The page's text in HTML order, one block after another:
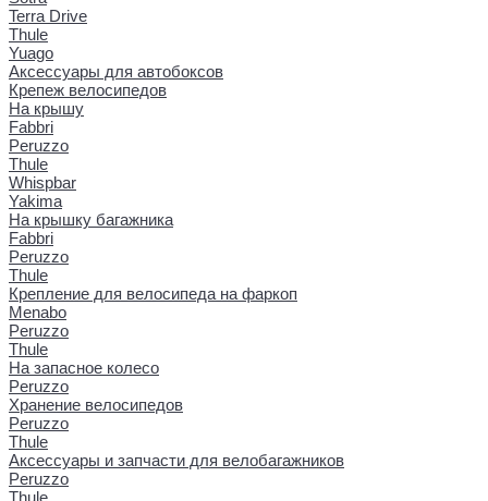
Terra Drive
Thule
Yuago
Аксессуары для автобоксов
Крепеж велосипедов
На крышу
Fabbri
Peruzzo
Thule
Whispbar
Yakima
На крышку багажника
Fabbri
Peruzzo
Thule
Крепление для велосипеда на фаркоп
Menabo
Peruzzo
Thule
На запасное колесо
Peruzzo
Хранение велосипедов
Peruzzo
Thule
Аксессуары и запчасти для велобагажников
Peruzzo
Thule